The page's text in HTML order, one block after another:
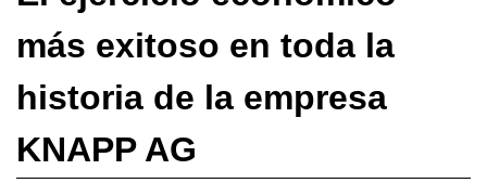
más exitoso en toda la
historia de la empresa
KNAPP AG